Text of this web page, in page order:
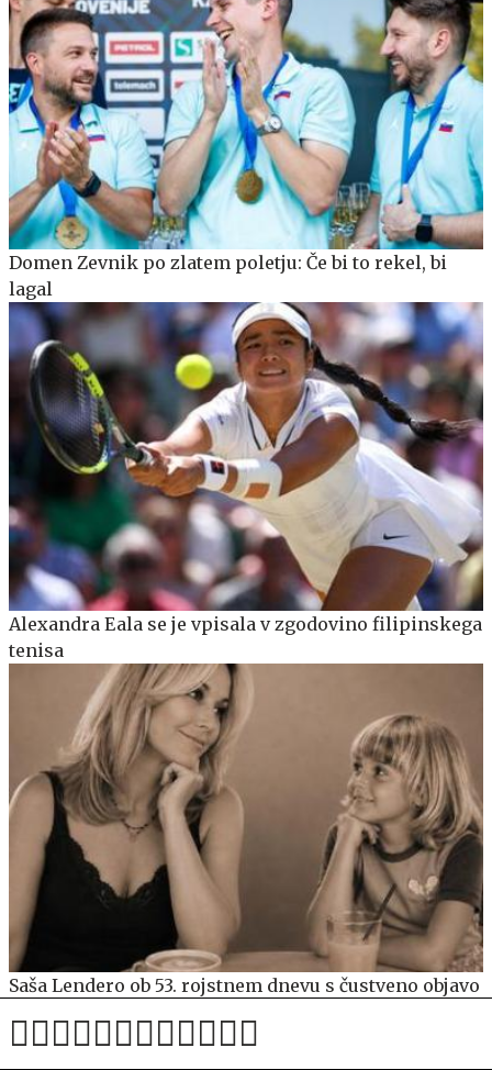
Domen Zevnik po zlatem poletju: Če bi to rekel, bi
lagal
Alexandra Eala se je vpisala v zgodovino filipinskega
tenisa
Saša Lendero ob 53. rojstnem dnevu s čustveno objavo